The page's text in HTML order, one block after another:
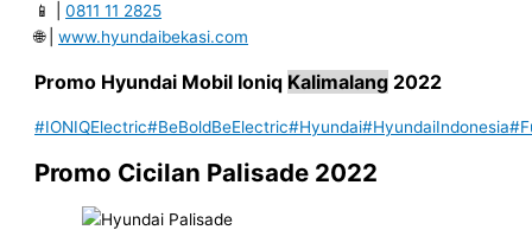
📱 |0811 11 2825
🌐 |www.hyundaibekasi.com
Promo Hyundai Mobil Ioniq Kalimalang 2022
#IONIQElectric#BeBoldBeElectric#Hyundai#HyundaiIndonesia
Promo Cicilan Palisade 2022